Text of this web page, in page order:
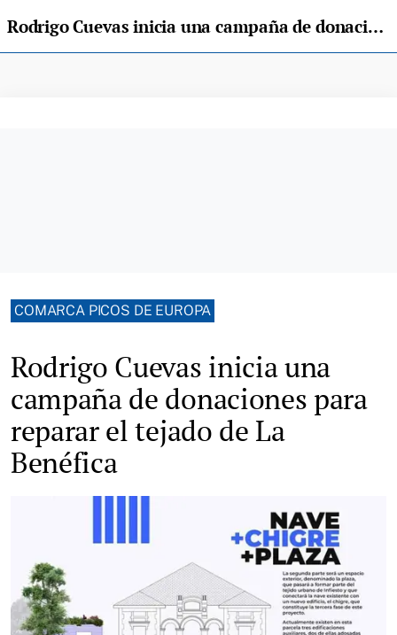
Rodrigo Cuevas inicia una campaña de donaciones para reparar el tejado de La Benéfica
COMARCA PICOS DE EUROPA
Rodrigo Cuevas inicia una
campaña de donaciones para
reparar el tejado de La
Benéfica